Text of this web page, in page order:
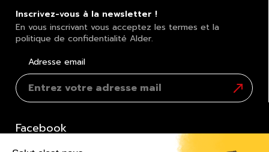
Inscrivez-vous à la newsletter !
En vous inscrivant vous acceptez les termes et la
politique de confidentialité Alder.
Adresse email
à
Facebook